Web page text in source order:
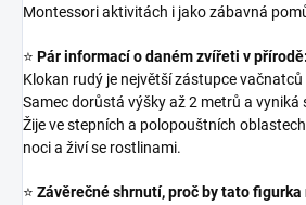
Montessori aktivitách i jako zábavná
⭐ Pár informací o daném zvířeti v přírodě:
Klokan rudý je největší zástupce
Samec dorůstá výšky až 2 metrů a vyniká
Žije ve stepních a polopouštních
noci a živí se rostlinami.
⭐ Závěrečné shrnutí, proč by tato